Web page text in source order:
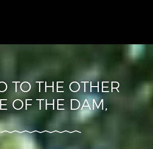
TO THE OTHER
OF THE DAM,